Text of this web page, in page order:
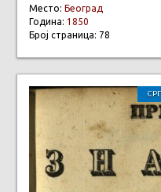
Место: Београд
Година: 1850
Број страница: 78